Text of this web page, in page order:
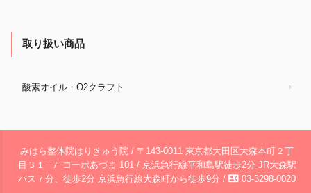
取り扱い商品
酸素オイル・O2クラフト
みはら整体院はりきゅう院 / 〒143‐0011 東京都大田区大森本町２丁
目３１−７ コーポあづま 101 / 京浜急行線平和島駅徒歩2分 JR大森駅
バス７分、徒歩2分 京浜急行線大森町から徒歩9分 / contact_phone 03‐3298‐0020